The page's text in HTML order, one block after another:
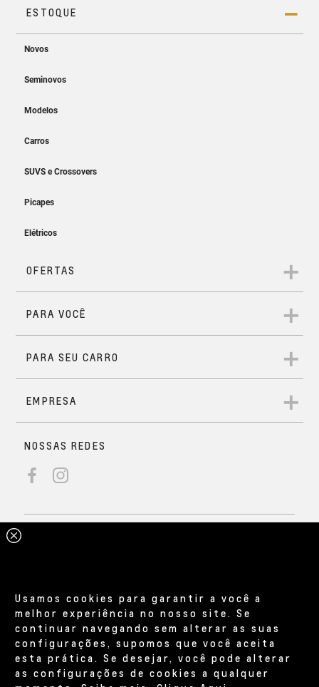
Usamos cookies para garantir a você a
melhor experiência no nosso site. Se
continuar navegando sem alterar as suas
configurações, supomos que você aceita
esta prática. Se desejar, você pode alterar
as configurações de cookies a qualquer